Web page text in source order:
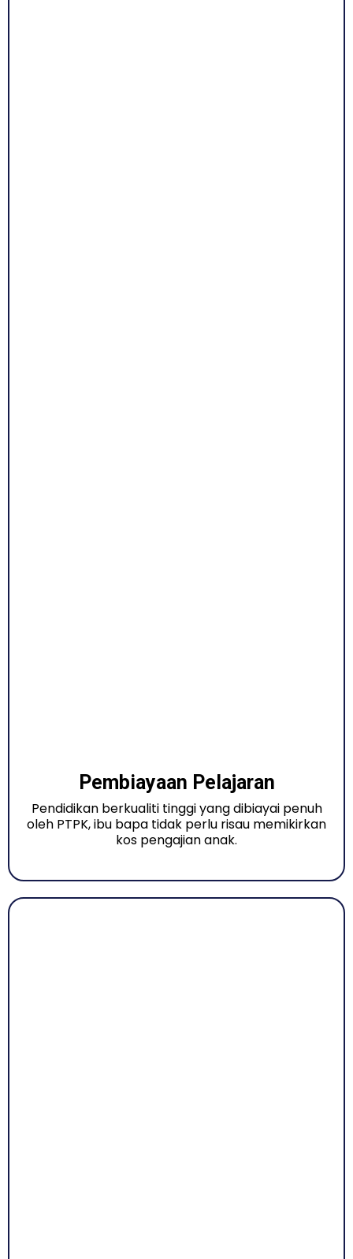
Pembiayaan Pelajaran
Pendidikan berkualiti tinggi yang dibiayai penuh
oleh PTPK, ibu bapa tidak perlu risau memikirkan
kos pengajian anak.